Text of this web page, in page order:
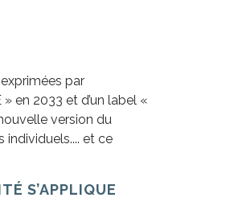
par
en 2033 et d’un label «
version du
et ce
S’APPLIQUE